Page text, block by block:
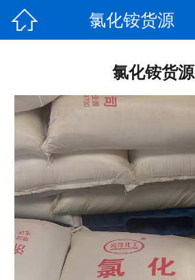
 氯化铵货源
氯化铵货源